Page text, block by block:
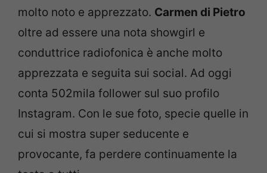
molto noto e apprezzato. Carmen di Pietro
oltre ad essere una nota showgirl e
conduttrice radiofonica è anche molto
apprezzata e seguita sui social. Ad oggi
conta 502mila follower sul suo profilo
Instagram. Con le sue foto, specie quelle in
cui si mostra super seducente e
provocante, fa perdere continuamente la